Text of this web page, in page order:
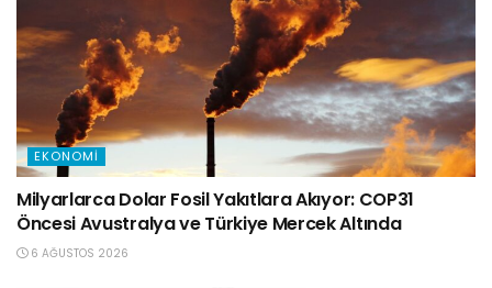
EKONOMI
Milyarlarca Dolar Fosil Yakıtlara Akıyor: COP31
Öncesi Avustralya ve Türkiye Mercek Altında
6 AĞUSTOS 2026